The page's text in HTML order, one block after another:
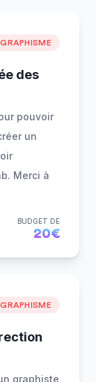
GRAPHISME
des
pouvoir
un
Merci à
BUDGET DE
20€
GRAPHISME
graphiste